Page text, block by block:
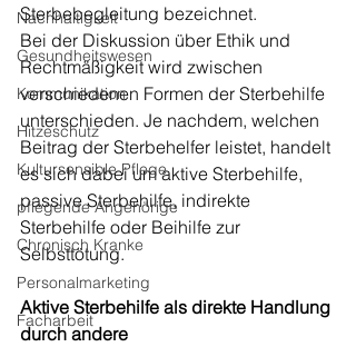
Nachhaltigkeit
Gesundheitswesen
Kommunikation
Hitzeschutz
Kultursensible Pflege
pflegende Angehörige
Chronisch Kranke
Personalmarketing
Facharbeit
Sterbebegleitung bezeichnet.
Bei der Diskussion über Ethik und
Rechtmäßigkeit wird zwischen
verschiedenen Formen der Sterbehilfe
unterschieden. Je nachdem, welchen
Beitrag der Sterbehelfer leistet, handelt
es sich dabei um aktive Sterbehilfe,
passive Sterbehilfe, indirekte
Sterbehilfe oder Beihilfe zur
Selbsttötung.
Aktive Sterbehilfe als direkte Handlung
durch andere